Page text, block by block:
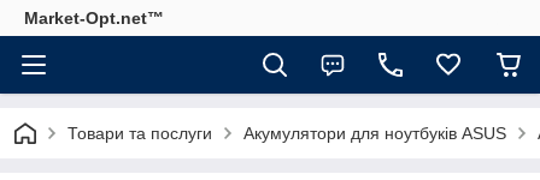
Market-Opt.net™
Товари та послуги Акумулятори для ноутбуків ASUS